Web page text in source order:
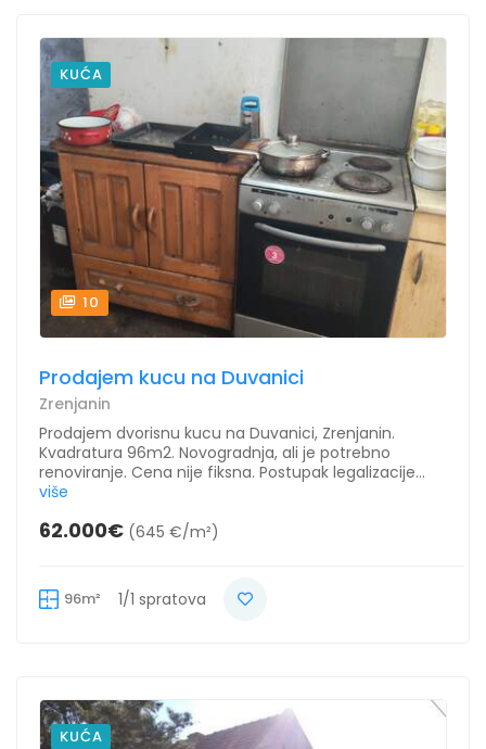
KUĆA
10
Prodajem kucu na Duvanici
Zrenjanin
Prodajem dvorisnu kucu na Duvanici, Zrenjanin.
Kvadratura 96m2. Novogradnja, ali je potrebno
renoviranje. Cena nije fiksna. Postupak legalizacije...
više
62.000€ (645 €/m²)
96m² 1/1 spratova
KUĆA